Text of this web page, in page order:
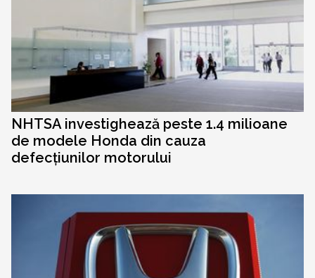
NHTSA investighează peste 1.4 milioane
de modele Honda din cauza
defecțiunilor motorului